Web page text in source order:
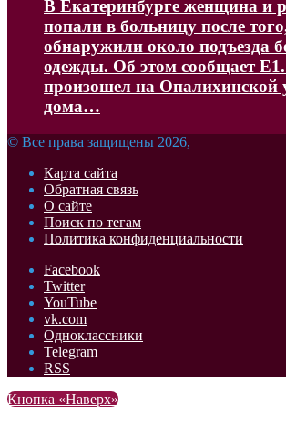
В Екатеринбурге женщина и
попали в больницу после
обнаружили около подъезда
одежды. Об этом сообщает
произошел на Опалихинской
дома…
© Все права защищены 2026, |
Карта сайта
Обратная связь
О сайте
Поиск по тегам
Политика конфиденциальности
Facebook
Twitter
YouTube
vk.com
Одноклассники
Telegram
RSS
Кнопка «Наверх»